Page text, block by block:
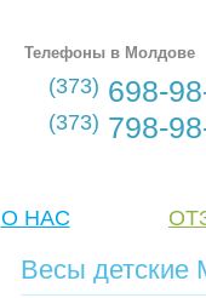
Телефоны в Молдове
(373) 698-
(373) 798-
О НАС
Весы детские